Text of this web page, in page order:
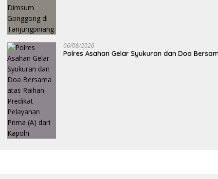
06/08/2026
Polres Asahan Gelar Syukuran dan Doa